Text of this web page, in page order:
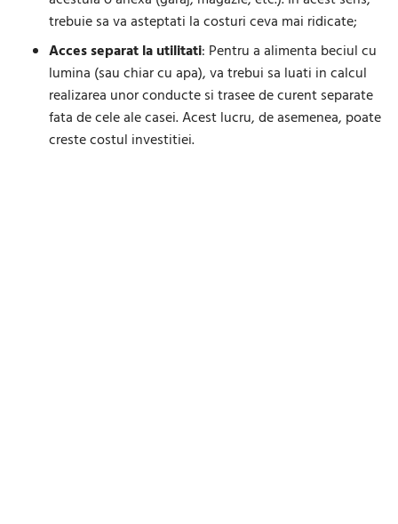
trebuie sa va asteptati la costuri ceva mai ridicate;
Acces separat la utilitati: Pentru a alimenta beciul cu
lumina (sau chiar cu apa), va trebui sa luati in calcul
realizarea unor conducte si trasee de curent separate
fata de cele ale casei. Acest lucru, de asemenea, poate
creste costul investitiei.